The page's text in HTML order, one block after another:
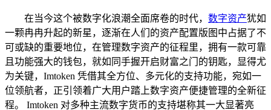
在当今这个被数字化浪潮全面席卷的时代， 数字资产犹如
一颗冉冉升起的新星，逐渐在人们的资产配置版图中占据了不
可或缺的重要地位，在管理数字资产的征程里，拥有一款可靠
且功能强大的钱包，就如同手握开启财富之门的钥匙，显得尤
为关键，Imtoken 凭借其全方位、多元化的支持功能，宛如一
位领航者，正引领着广大用户踏上数字资产便捷管理的全新征
程。 Imtoken 对多种主流数字货币的支持堪称其一大显著亮